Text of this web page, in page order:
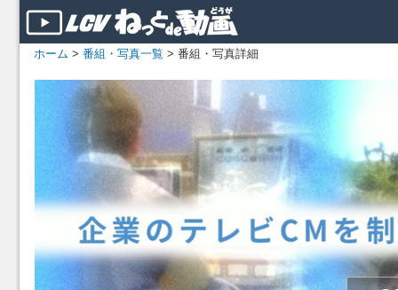
ホーム > 番組・写真一覧 > 番組・写真詳細